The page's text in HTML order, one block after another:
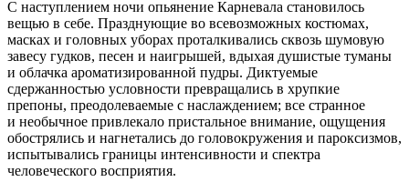
С наступлением ночи опьянение Карневала становилось
вещью в себе. Празднующие во всевозможных костюмах,
масках и головных уборах проталкивались сквозь шумовую
завесу гудков, песен и наигрышей, вдыхая душистые туманы
и облачка ароматизированной пудры. Диктуемые
сдержанностью условности превращались в хрупкие
препоны, преодолеваемые с наслаждением; все странное
и необычное привлекало пристальное внимание, ощущения
обострялись и нагнетались до головокружения и пароксизмов,
испытывались границы интенсивности и спектра
человеческого восприятия.